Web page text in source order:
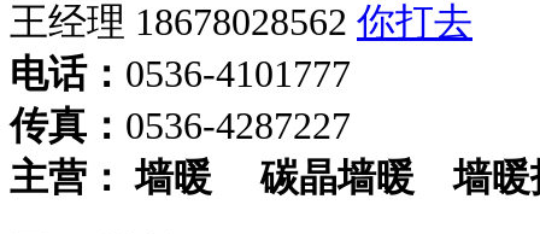
王经理 18678028562
电话： 0536-4101777
传真： 0536-4287227
主营： 墙暖碳晶墙暖墙暖